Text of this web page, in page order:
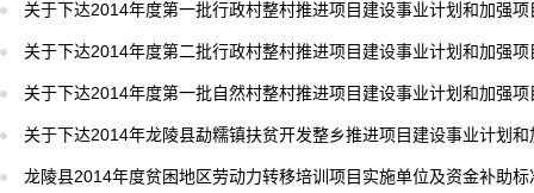
关于下达2014年度第一批行政村整村推进项目建设事业计划和加强
关于下达2014年度第二批行政村整村推进项目建设事业计划和加强
关于下达2014年度第一批自然村整村推进项目建设事业计划和加强
关于下达2014年龙陵县勐糯镇扶贫开发整乡推进项目建设事业计划
龙陵县2014年度贫困地区劳动力转移培训项目实施单位及资金补助标